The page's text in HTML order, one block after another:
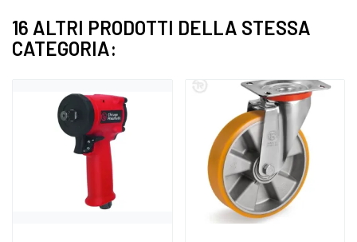
16 ALTRI PRODOTTI DELLA STESSA
CATEGORIA: